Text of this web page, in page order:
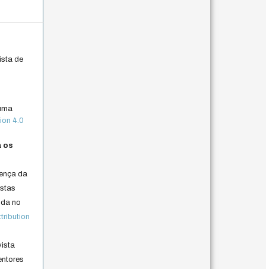
de
4.0
os
da
no